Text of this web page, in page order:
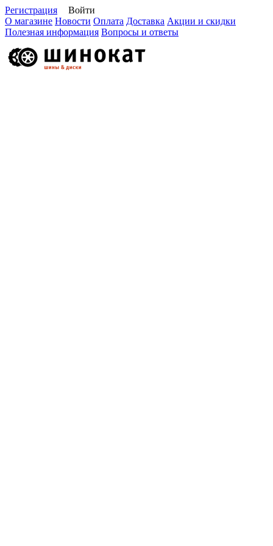
Регистрация
Войти
О магазине Новости Оплата Доставка Акции и скидки
Полезная информация Вопросы и ответы